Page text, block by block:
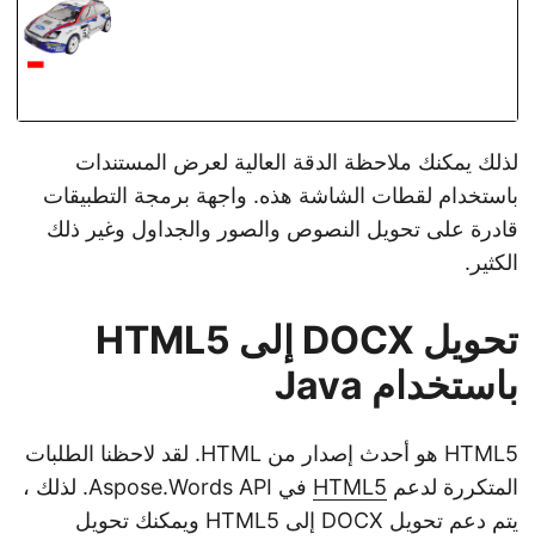
لذلك يمكنك ملاحظة الدقة العالية لعرض المستندات
باستخدام لقطات الشاشة هذه. واجهة برمجة التطبيقات
قادرة على تحويل النصوص والصور والجداول وغير ذلك
الكثير.
تحويل DOCX إلى HTML5
باستخدام Java
HTML5 هو أحدث إصدار من HTML. لقد لاحظنا الطلبات
المتكررة لدعمHTML5
في Aspose.Words API. لذلك ،
يتم دعم تحويل DOCX إلى HTML5 ويمكنك تحويل